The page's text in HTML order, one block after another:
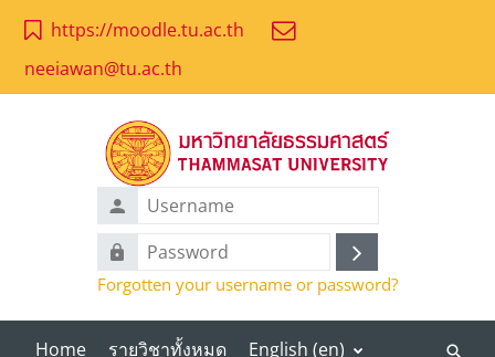
https://moodle.tu.ac.th
neeiawan@tu.ac.th
Username
Password
Log
in
Forgotten your username or password?
Home รายวิชาทั้งหมด English ‎(en)‎